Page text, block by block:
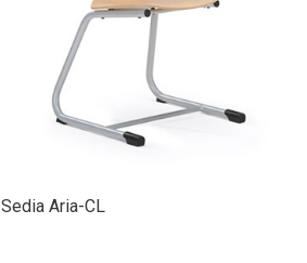
Sedia Aria-CL